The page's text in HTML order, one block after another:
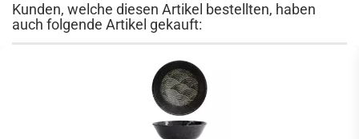
Kunden, welche diesen Artikel bestellten, haben
auch folgende Artikel gekauft: